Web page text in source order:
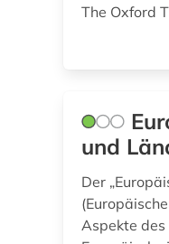
The Oxford
und
Der
Aspekte des